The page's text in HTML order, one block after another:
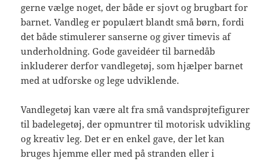
gerne vælge noget, der både er sjovt og brugbart for
barnet. Vandleg er populært blandt små børn, fordi
det både stimulerer sanserne og giver timevis af
underholdning. Gode gaveidéer til barnedåb
inkluderer derfor vandlegetøj, som hjælper barnet
med at udforske og lege udviklende.
Vandlegetøj kan være alt fra små vandsprøjtefigurer
til badelegetøj, der opmuntrer til motorisk udvikling
og kreativ leg. Det er en enkel gave, der let kan
bruges hjemme eller med på stranden eller i